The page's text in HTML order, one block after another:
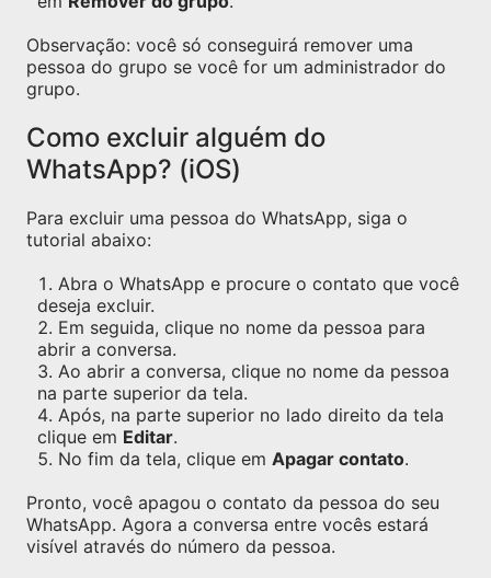
Observação: você só conseguirá remover uma
pessoa do grupo se você for um administrador do
grupo.
Como excluir alguém do
WhatsApp? (iOS)
Para excluir uma pessoa do WhatsApp, siga o
tutorial abaixo:
Abra o WhatsApp e procure o contato que você
deseja excluir.
Em seguida, clique no nome da pessoa para
abrir a conversa.
Ao abrir a conversa, clique no nome da pessoa
na parte superior da tela.
Após, na parte superior no lado direito da tela
clique em Editar.
No fim da tela, clique em Apagar contato.
Pronto, você apagou o contato da pessoa do seu
WhatsApp. Agora a conversa entre vocês estará
visível através do número da pessoa.